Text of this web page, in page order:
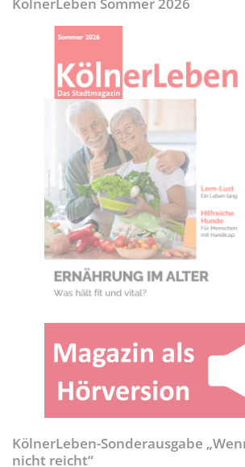
KölnerLeben Sommer 2026
KölnerLeben-Sonderausgabe
nicht reicht“